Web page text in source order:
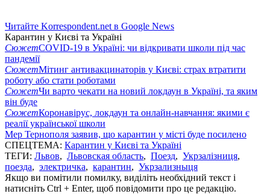
Читайте Korrespondent.net в Google News
Карантин у Києві та Україні
СюжетCOVID-19 в Україні: чи відкривати школи під час
пандемії
СюжетМітинг антивакцинаторів у Києві: страх втратити
роботу або стати роботами
СюжетЧи варто чекати на новий локдаун в Україні, та яким
він буде
СюжетКоронавірус, локдаун та онлайн-навчання: якими є
реалії української школи
Мер Тернополя заявив, що карантин у місті буде посилено
СПЕЦТЕМА: Карантин у Києві та Україні
ТЕГИ: Львов, Львовская область, Поезд, Укрзалізниця,
поезда, электричка, карантин, Укрзализныця
Якщо ви помітили помилку, виділіть необхідний текст і
натисніть Ctrl + Enter, щоб повідомити про це редакцію.